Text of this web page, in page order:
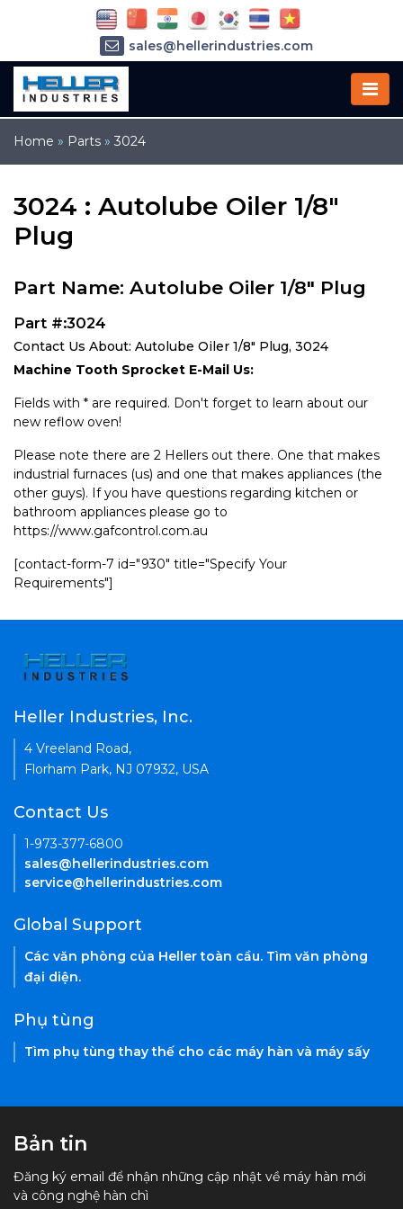
Home » Parts » 3024
3024 : Autolube Oiler 1/8"
Plug
Part Name: Autolube Oiler 1/8" Plug
Part #:3024
Contact Us About: Autolube Oiler 1/8" Plug, 3024
Machine Tooth Sprocket E-Mail Us:
Fields with * are required. Don't forget to learn about our
new reflow oven!
Please note there are 2 Hellers out there. One that makes
industrial furnaces (us) and one that makes appliances (the
other guys). If you have questions regarding kitchen or
bathroom appliances please go to
https://www.gafcontrol.com.au
[contact-form-7 id="930" title="Specify Your
Requirements"]
sales@hellerindustries.com
service@hellerindustries.com
Heller Industries, Inc.
4 Vreeland Road,
Florham Park, NJ 07932, USA
Contact Us
1-973-377-6800
sales@hellerindustries.com
service@hellerindustries.com
Global Support
Các văn phòng của Heller toàn cầu. Tìm văn phòng
đại diện.
Phụ tùng
Tìm phụ tùng thay thế cho các máy hàn và máy sấy
Bản tin
Đăng ký email để nhận những cập nhật về máy hàn mới
và công nghệ hàn chì